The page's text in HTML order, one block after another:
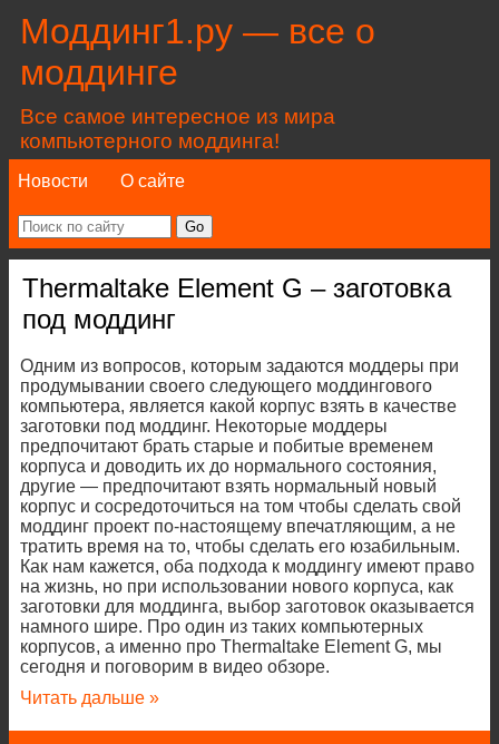
Моддинг1.ру — все о
моддинге
Все самое интересное из мира
компьютерного моддинга!
Новости О сайте
Thermaltake Element G – заготовка
под моддинг
Одним из вопросов, которым задаются моддеры при
продумывании своего следующего моддингового
компьютера, является какой корпус взять в качестве
заготовки под моддинг. Некоторые моддеры
предпочитают брать старые и побитые временем
корпуса и доводить их до нормального состояния,
другие — предпочитают взять нормальный новый
корпус и сосредоточиться на том чтобы сделать свой
моддинг проект по-настоящему впечатляющим, а не
тратить время на то, чтобы сделать его юзабильным.
Как нам кажется, оба подхода к моддингу имеют право
на жизнь, но при использовании нового корпуса, как
заготовки для моддинга, выбор заготовок оказывается
намного шире. Про один из таких компьютерных
корпусов, а именно про Thermaltake Element G, мы
сегодня и поговорим в видео обзоре.
Читать дальше »